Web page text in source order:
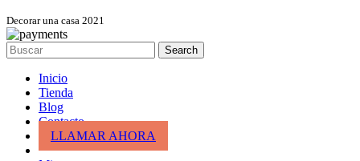
Decorar una casa 2021
Search
Inicio
Tienda
Blog
Contacto
LLAMAR AHORA